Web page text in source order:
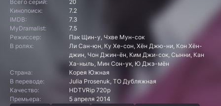
Всего серий:
20
Кинопоиск:
7.2
IMDB:
7.3
MyDramalist:
7.5
Режиссер:
Пак Щин-у, Чхве Мун-сок
В ролях:
Ли Сан-юн, Ку Хе-сон, Хён Джю-ни, Кон Хён-
джин, Чон Джин-ён, Ким Джи-сок, Сынни, Кан
Ха-ныль, Мин Сон-ук, Ю Джэ-мён
Страна:
Корея Южная
В переводе:
Julia Prosenuk, ТО Дубляжная
Качество:
HDTVRip 720p
Премьера:
5 апреля 2014